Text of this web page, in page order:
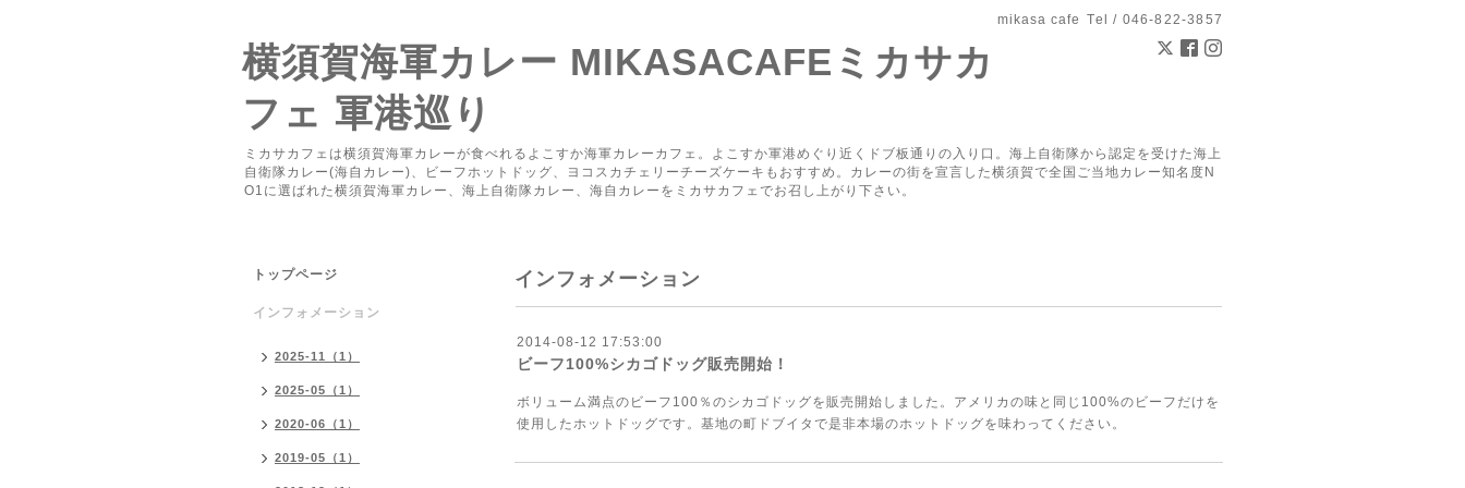
mikasa cafe Tel / 046-822-3857
横須賀海軍カレー MIKASACAFEミカサカ
フェ 軍港巡り
ミカサカフェは横須賀海軍カレーが食べれるよこすか海軍カレーカフェ。よこすか軍港めぐり近くドブ板通りの入り口。海上自衛隊から認定を受けた海上
自衛隊カレー(海自カレー)、ビーフホットドッグ、ヨコスカチェリーチーズケーキもおすすめ。カレーの街を宣言した横須賀で全国ご当地カレー知名度N
O1に選ばれた横須賀海軍カレー、海上自衛隊カレー、海自カレーをミカサカフェでお召し上がり下さい。
インフォメーション
2014-08-12 17:53:00
ビーフ100%シカゴドッグ販売開始！
ボリューム満点のビーフ100％のシカゴドッグを販売開始しました。アメリカの味と同じ100%のビーフだけを
使用したホットドッグです。基地の町ドブイタで是非本場のホットドッグを味わってください。
トップページ
インフォメーション
2025-11（1）
2025-05（1）
2020-06（1）
2019-05（1）